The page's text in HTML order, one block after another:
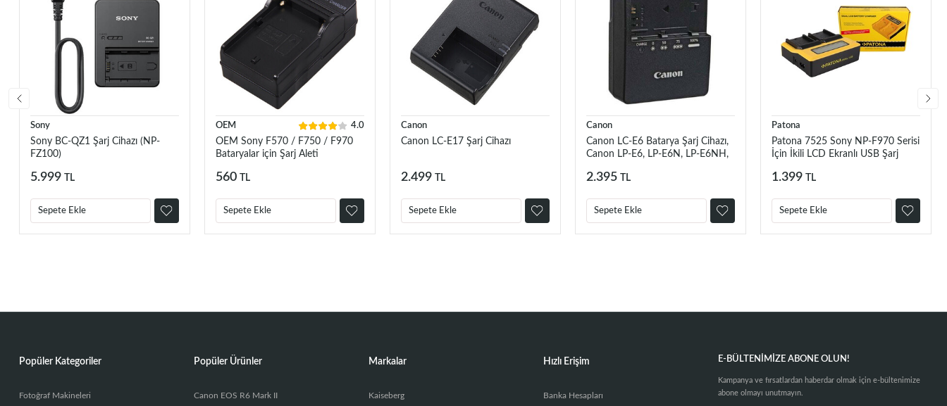
Sony
Sony BC-QZ1 Şarj Cihazı (NP-
FZ100)
5.999 TL
Sepete Ekle
OEM 4.0
OEM Sony F570 / F750 / F970
Bataryalar için Şarj Aleti
560 TL
Sepete Ekle
Canon
Canon LC-E17 Şarj Cihazı
2.499 TL
Sepete Ekle
Canon
Canon LC-E6 Batarya Şarj Cihazı,
Canon LP-E6, LP-E6N, LP-E6NH,
2.395 TL
Sepete Ekle
Patona
Patona 7525 Sony NP-F970 Serisi
İçin İkili LCD Ekranlı USB Şarj
1.399 TL
Sepete Ekle
Popüler Kategoriler
Fotoğraf Makineleri
Popüler Ürünler
Canon EOS R6 Mark II
Markalar
Kaiseberg
Hızlı Erişim
Banka Hesapları
E-BÜLTENIMIZE ABONE OLUN!
Kampanya ve fırsatlardan haberdar olmak için e-bültenimize
abone olmayı unutmayın.